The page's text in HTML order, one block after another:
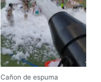
Cañon de espuma